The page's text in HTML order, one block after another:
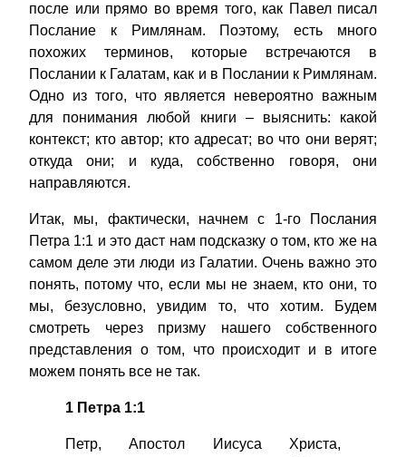
после или прямо во время того, как Павел писал
Послание к Римлянам. Поэтому, есть много
похожих терминов, которые встречаются в
Послании к Галатам, как и в Послании к Римлянам.
Одно из того, что является невероятно важным
для понимания любой книги – выяснить: какой
контекст; кто автор; кто адресат; во что они верят;
откуда они; и куда, собственно говоря, они
направляются.
Итак, мы, фактически, начнем с 1-го Послания
Петра 1:1 и это даст нам подсказку о том, кто же на
самом деле эти люди из Галатии. Очень важно это
понять, потому что, если мы не знаем, кто они, то
мы, безусловно, увидим то, что хотим. Будем
смотреть через призму нашего собственного
представления о том, что происходит и в итоге
можем понять все не так.
1 Петра 1:1
Петр, Апостол Иисуса Христа,